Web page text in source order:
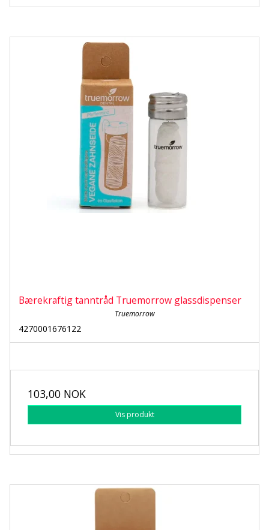
Bærekraftig tanntråd Truemorrow glassdispenser
Truemorrow
4270001676122
103,00 NOK
Vis produkt